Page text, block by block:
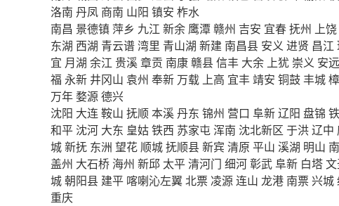
洛南 丹凤 商南 山阳 镇安 柞水
南昌 景德镇萍乡 九江 新余 鹰潭赣州 吉安 宜春抚州 上饶
东湖 西湖 青云谱湾里 青山湖 新建 南昌县 安义 进贤 昌江
宜 月湖 余江 贵溪章贡 南康赣县信丰 大余 上犹 崇义 安远
福 永新 井冈山 袁州 奉新 万载 上高 宜丰靖安 铜鼓丰城
万年婺源德兴
沈阳 大连鞍山 抚顺本溪丹东 锦州 营口 阜新辽阳 盘锦
和平 沈河 大东 皇姑铁西 苏家屯 浑南 沈北新区 于洪辽中
城新抚 东洲 望花 顺城抚顺县新宾 清原 平山 溪湖 明山
盖州 大石桥 海州 新邱 太平清河门 细河彰武阜新 白塔
城朝阳县 建平 喀喇沁左翼北票 凌源连山 龙港 南票兴城
重庆